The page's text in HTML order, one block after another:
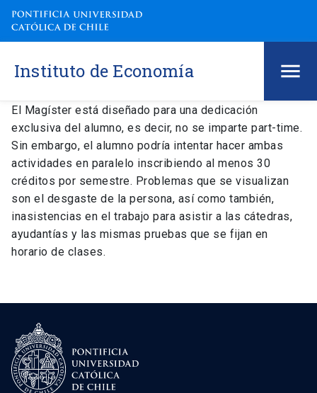
Instituto de Economía
El Magíster está diseñado para una dedicación
exclusiva del alumno, es decir, no se imparte part-time.
Sin embargo, el alumno podría intentar hacer ambas
actividades en paralelo inscribiendo al menos 30
créditos por semestre. Problemas que se visualizan
son el desgaste de la persona, así como también,
inasistencias en el trabajo para asistir a las cátedras,
ayudantías y las mismas pruebas que se fijan en
horario de clases.